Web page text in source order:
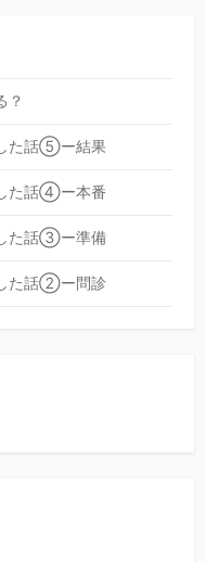
？
た話⑤ー結果
た話④ー本番
た話③ー準備
た話②ー問診